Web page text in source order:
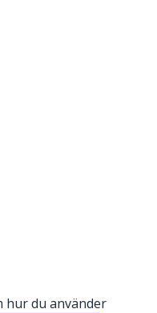
hur du använder